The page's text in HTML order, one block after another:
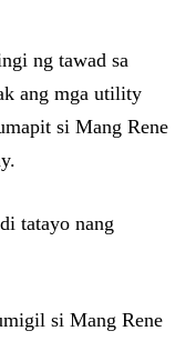
ng tawad sa
ang mga utility
si Mang Rene
tatayo nang
si Mang Rene